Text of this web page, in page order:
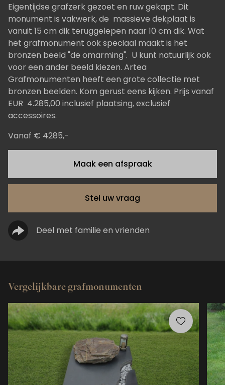
Eigentijdse grafzerk gezoet en ruw gekapt. Dit
monument is vakwerk, de massieve dekplaat is
vanuit 15 cm dik teruggelepen naar 10 cm dik. Wat
het grafmonument ook speciaal maakt is het
bronzen beeld "de omarming". U kunt natuurlijk ook
voor een ander beeld kiezen. Artea
Grafmonumenten heeft een grote collectie met
bronzen beelden. Kom gerust eens kijken. Prijs vanaf
EUR 4.285,00 inclusief plaatsing, exclusief
accessoires.
Vanaf € 4285,-
Maak een afspraak
Stel uw vraag
Deel met familie en vrienden
Vergelijkbare grafmonumenten